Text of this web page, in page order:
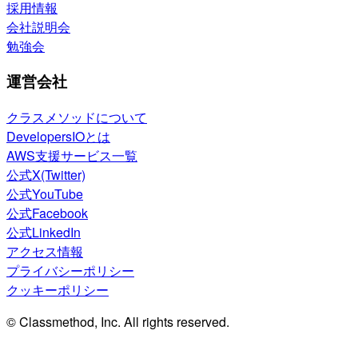
採用情報
会社説明会
勉強会
運営会社
クラスメソッドについて
DevelopersIOとは
AWS支援サービス一覧
公式X(Twitter)
公式YouTube
公式Facebook
公式LinkedIn
アクセス情報
プライバシーポリシー
クッキーポリシー
© Classmethod, Inc. All rights reserved.